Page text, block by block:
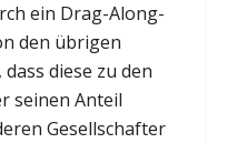
ein Drag-Along-
den übrigen
diese zu den
seinen Anteil
Gesellschafter